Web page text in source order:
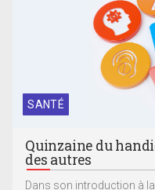
SANTÉ
Quinzaine du
des autres
Dans son introduction à